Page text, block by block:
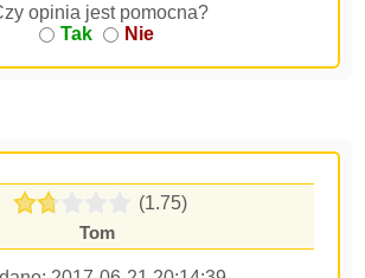
opinia jest pomocna?
Tak
Nie
(1.75)
Tom